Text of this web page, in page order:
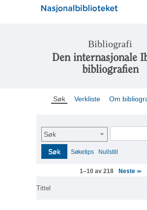
Bibliografi
Den internasjonale
bibliografien
Søk Verkliste Om
Søk
Søk Søketips Nullstill
1–10 av 218 Neste >>
Tittel